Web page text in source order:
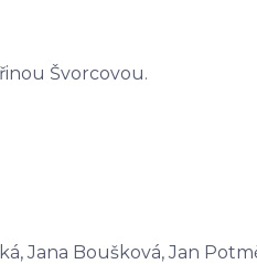
Švorcovou.
Jana Boušková, Jan